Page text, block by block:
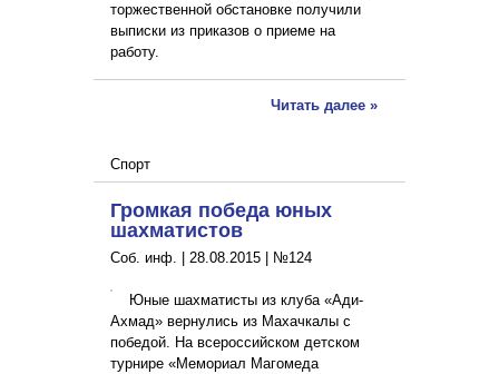
торжественной обстановке получили
выписки из приказов о приеме на
работу.
Читать далее »
Спорт
Громкая победа юных
шахматистов
Соб. инф. | 28.08.2015 №124
Юные шахматисты из клуба «Ади-
Ахмад» вернулись из Махачкалы с
победой. На всероссийском детском
турнире «Мемориал Магомеда